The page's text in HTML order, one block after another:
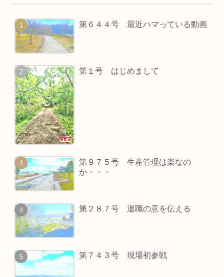
第６４４号 最近ハマっている動画
第１号 はじめまして
第９７５号 生産管理は楽なの
か・・・
第２８７号 退職の意を伝える
第７４３号 現場初参戦